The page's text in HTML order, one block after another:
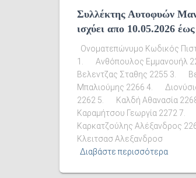
Συλλέκτης Αυτοφυών
ισχύει απο 10.05.2026
Ονοματεπώνυμο Κωδικός
1. Ανθόπουλος Εμμανουήλ
Βελεντζας Σταθης 2255 3.
Μπαλιούμης 2266 4.
2262 5. Καλδή Αθανασία
Καραμήτσου Γεωργία 2272 7.
Καρκατζούλης Αλέξανδρος
Κλειτσασ Αλεξανδροσ
Διαβάστε περισσότερα